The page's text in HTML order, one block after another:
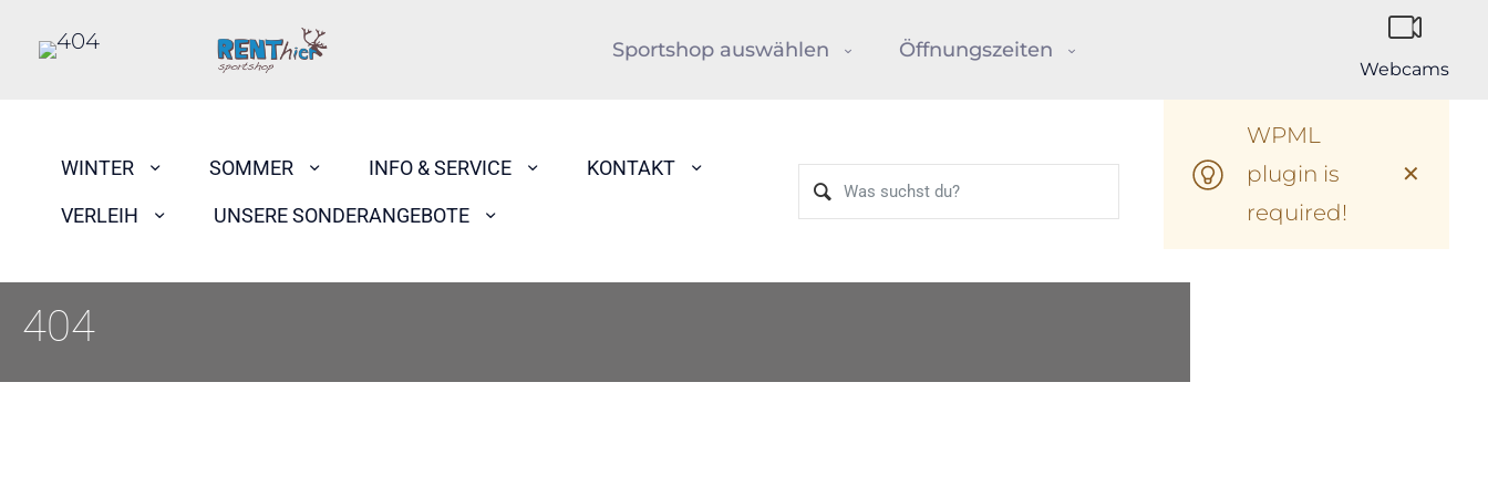
Sportshop auswählen Öffnungszeiten
Webcams
WINTER SOMMER INFO & SERVICE KONTAKT
VERLEIH UNSERE SONDERANGEBOTE
WPML
plugin is
required!
✕
404